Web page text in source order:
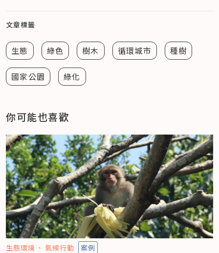
文章標籤
生態 綠色 樹木 循環城市 種樹
國家公園 綠化
你可能也喜歡
生態環境 氣候行動 案例